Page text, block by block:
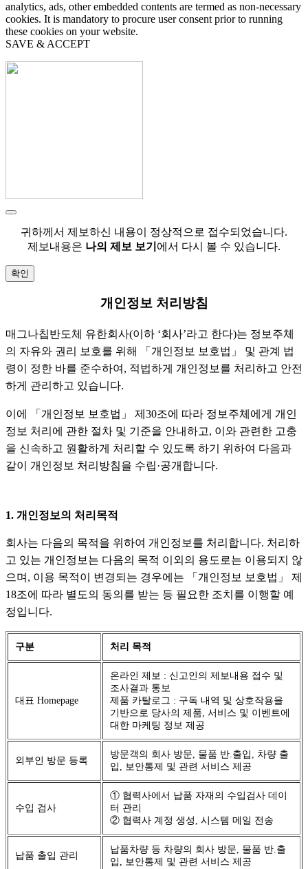
analytics, ads, other embedded contents are termed as non-necessary
cookies. It is mandatory to procure user consent prior to running
these cookies on your website.
SAVE & ACCEPT
귀하께서 제보하신 내용이 정상적으로 접수되었습니다.
제보내용은 나의 제보 보기 에서 다시 볼 수 있습니다.
확인
개인정보 처리방침
매그나칩반도체 유한회사(이하 ‘회사’라고 한다)는 정보주체
의 자유와 권리 보호를 위해 「개인정보 보호법」 및 관계 법
령이 정한 바를 준수하여, 적법하게 개인정보를 처리하고 안전
하게 관리하고 있습니다.
이에 「개인정보 보호법」 제30조에 따라 정보주체에게 개인
정보 처리에 관한 절차 및 기준을 안내하고, 이와 관련한 고충
을 신속하고 원활하게 처리할 수 있도록 하기 위하여 다음과
같이 개인정보 처리방침을 수립·공개합니다.
1. 개인정보의 처리목적
회사는 다음의 목적을 위하여 개인정보를 처리합니다. 처리하
고 있는 개인정보는 다음의 목적 이외의 용도로는 이용되지 않
으며, 이용 목적이 변경되는 경우에는 「개인정보 보호법」 제
18조에 따라 별도의 동의를 받는 등 필요한 조치를 이행할 예
정입니다.
구분 처리 목적
대표 Homepage
온라인 제보 : 신고인의 제보내용 접수 및
조사결과 통보
제품 카탈로그 : 구독 내역 및 상호작용을
기반으로 당사의 제품, 서비스 및 이벤트에
대한 마케팅 정보 제공
외부인 방문 등록
방문객의 회사 방문, 물품 반.출입, 차량 출
입, 보안통제 및 관련 서비스 제공
수입 검사
① 협력사에서 납품 자재의 수입검사 데이
터 관리
② 협력사 계정 생성, 시스템 메일 전송
납품 출입 관리
납품차량 등 차량의 회사 방문, 물품 반.출
입, 보안통제 및 관련 서비스 제공